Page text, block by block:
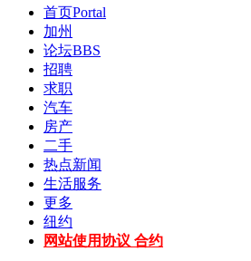
首页Portal
加州
论坛BBS
招聘
求职
汽车
房产
二手
热点新闻
生活服务
更多
纽约
网站使用协议 合约